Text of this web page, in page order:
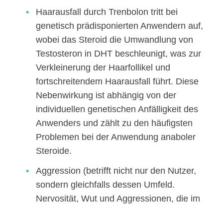
Haarausfall durch Trenbolon tritt bei
genetisch prädisponierten Anwendern auf,
wobei das Steroid die Umwandlung von
Testosteron in DHT beschleunigt, was zur
Verkleinerung der Haarfollikel und
fortschreitendem Haarausfall führt. Diese
Nebenwirkung ist abhängig von der
individuellen genetischen Anfälligkeit des
Anwenders und zählt zu den häufigsten
Problemen bei der Anwendung anaboler
Steroide.
Aggression (betrifft nicht nur den Nutzer,
sondern gleichfalls dessen Umfeld.
Nervosität, Wut und Aggressionen, die im